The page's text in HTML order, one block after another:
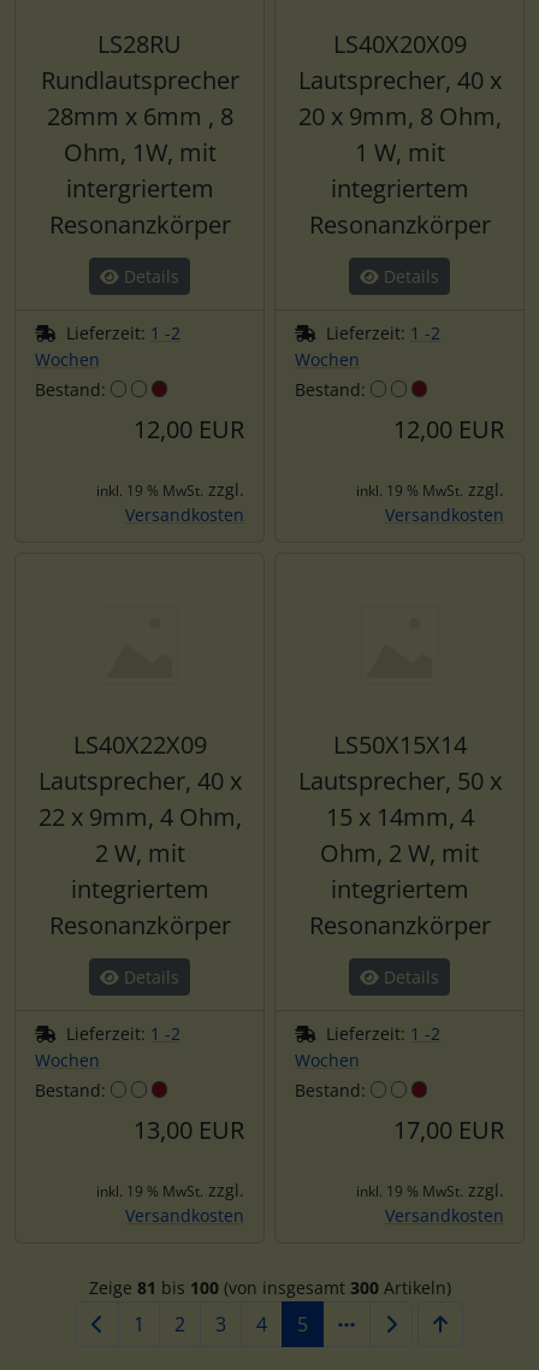
LS28RU
Rundlautsprecher
28mm x 6mm , 8
Ohm, 1W, mit
intergriertem
Resonanzkörper
Details
Lieferzeit: 1 -2
Wochen
Bestand:
12,00 EUR
inkl. 19 % MwSt. zzgl.
Versandkosten
LS40X20X09
Lautsprecher, 40 x
20 x 9mm, 8 Ohm,
1 W, mit
integriertem
Resonanzkörper
Details
Lieferzeit: 1 -2
Wochen
Bestand:
12,00 EUR
inkl. 19 % MwSt. zzgl.
Versandkosten
LS40X22X09
Lautsprecher, 40 x
22 x 9mm, 4 Ohm,
2 W, mit
integriertem
Resonanzkörper
Details
Lieferzeit: 1 -2
Wochen
Bestand:
13,00 EUR
inkl. 19 % MwSt. zzgl.
Versandkosten
LS50X15X14
Lautsprecher, 50 x
15 x 14mm, 4
Ohm, 2 W, mit
integriertem
Resonanzkörper
Details
Lieferzeit: 1 -2
Wochen
Bestand:
17,00 EUR
inkl. 19 % MwSt. zzgl.
Versandkosten
Zeige 81 bis 100(von insgesamt 300Artikeln)
1 2 3 4 5